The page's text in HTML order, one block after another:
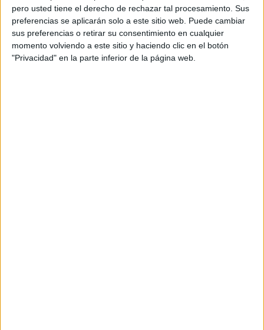
pero usted tiene el derecho de rechazar tal procesamiento. Sus
preferencias se aplicarán solo a este sitio web. Puede cambiar
sus preferencias o retirar su consentimiento en cualquier
momento volviendo a este sitio y haciendo clic en el botón
"Privacidad" en la parte inferior de la página web.
futuro. Están adquiriendo habilidades y conocimientos
que serán fundamentales en su camino académico y en su
vida adulta.